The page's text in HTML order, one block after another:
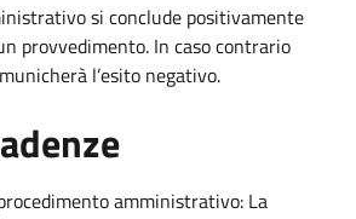
si conclude positivamente
provvedimento. In caso contrario
l’esito negativo.
amministrativo: La